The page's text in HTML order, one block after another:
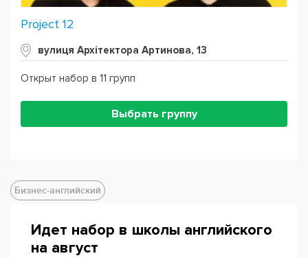
Project 12
вулиця Архітектора Артинова, 13
Открыт набор в 11 групп
Выбрать группу
Бизнес-английский
Идет набор в школы английского
на август